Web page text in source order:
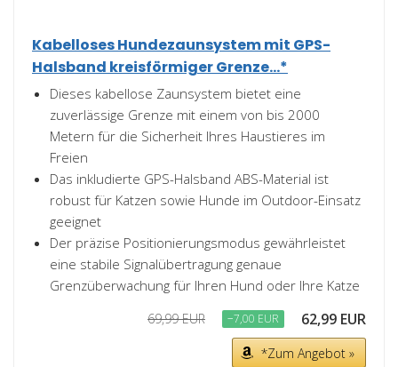
Kabelloses Hundezaunsystem mit GPS-
Halsband kreisförmiger Grenze...*
Dieses kabellose Zaunsystem bietet eine
zuverlässige Grenze mit einem von bis 2000
Metern für die Sicherheit Ihres Haustieres im
Freien
Das inkludierte GPS-Halsband ABS-Material ist
robust für Katzen sowie Hunde im Outdoor-Einsatz
geeignet
Der präzise Positionierungsmodus gewährleistet
eine stabile Signalübertragung genaue
Grenzüberwachung für Ihren Hund oder Ihre Katze
69,99 EUR −7,00 EUR 62,99 EUR
*Zum Angebot »